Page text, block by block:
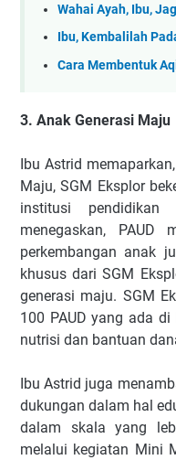
Wahai Ayah, Ibu,
Ibu, Kembalilah
Cara Membentuk
3. Anak Generasi Maju
Ibu Astrid
Maju, SGM Eksplor
institusi
menegaskan, PAUD
perkembangan anak
khusus dari SGM
generasi maju. SGM
100 PAUD yang ada
nutrisi dan bantuan
Ibu Astrid juga
dukungan dalam hal
dalam skala yang
melalui kegiatan Mini